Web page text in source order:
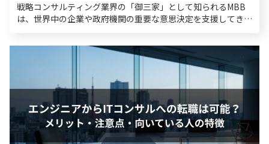
戦略コンサルティング業界の「御三家」として知られるMBB
は、世界中の企業や政府機関の重要な意思決定を支援してき
す。転職市場においてもMBBは高い関心を集めており、採